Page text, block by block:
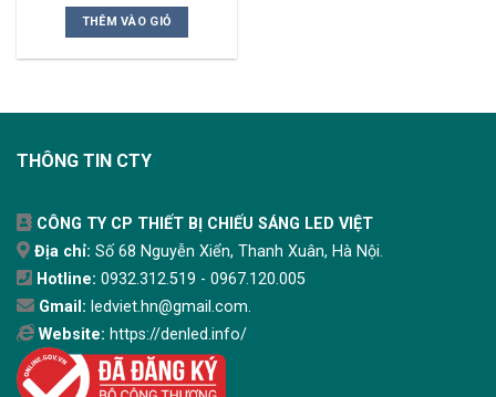
THÊM VÀO GIỎ
THÔNG TIN CTY
CÔNG TY CP THIẾT BỊ CHIẾU SÁNG LED VIỆT
Địa chỉ: Số 68 Nguyễn Xiển, Thanh Xuân, Hà Nội.
Hotline: 0932.312.519 - 0967.120.005
Gmail: ledviet.hn@gmail.com.
Website: https://denled.info/